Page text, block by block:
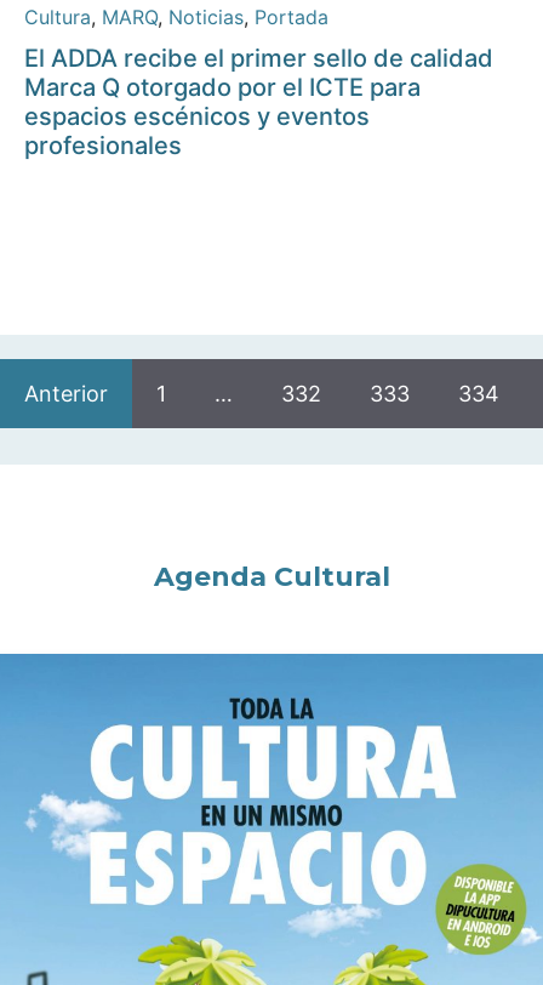
Cultura, MARQ, Noticias, Portada
El ADDA recibe el primer sello de calidad
Marca Q otorgado por el ICTE para
espacios escénicos y eventos
profesionales
Anterior 1 … 332 333 334
Agenda Cultural